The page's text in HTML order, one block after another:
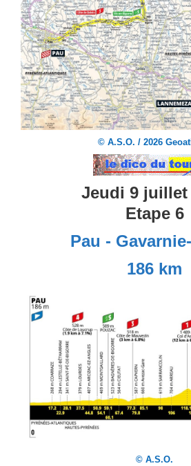
© A.S.O. / 2026
Jeudi 9 juillet
Etape 6
Pau -
186 km
© A.S.O.